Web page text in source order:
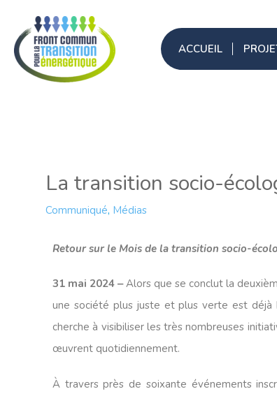
contenu
ACCUEIL
La transition socio-
Communiqué, Médias
Retour sur le Mois de la transition socio-
31 mai 2024 ‒Alors que se conclut la
une société plus juste et plus verte est déjà
cherche à visibiliser les très nombreuses
œuvrent quotidiennement.
À travers près de soixante événements